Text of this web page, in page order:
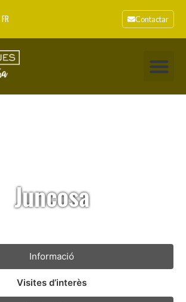
FR Contactar
Juncosa
Informació
Visites d’interès